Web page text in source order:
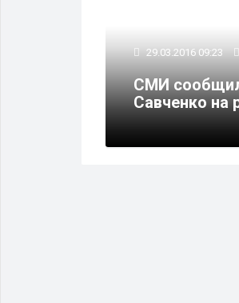
29.03.2016 09:23
СМИ
Савченко на